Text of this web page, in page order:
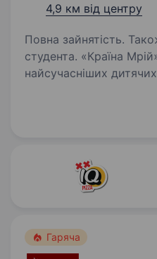
4,9 км від центру
Повна зайнятість.
студента. «Країна Мрій» — масштабна мережа
найсучасніших
поєднуємо високий
Гаряча